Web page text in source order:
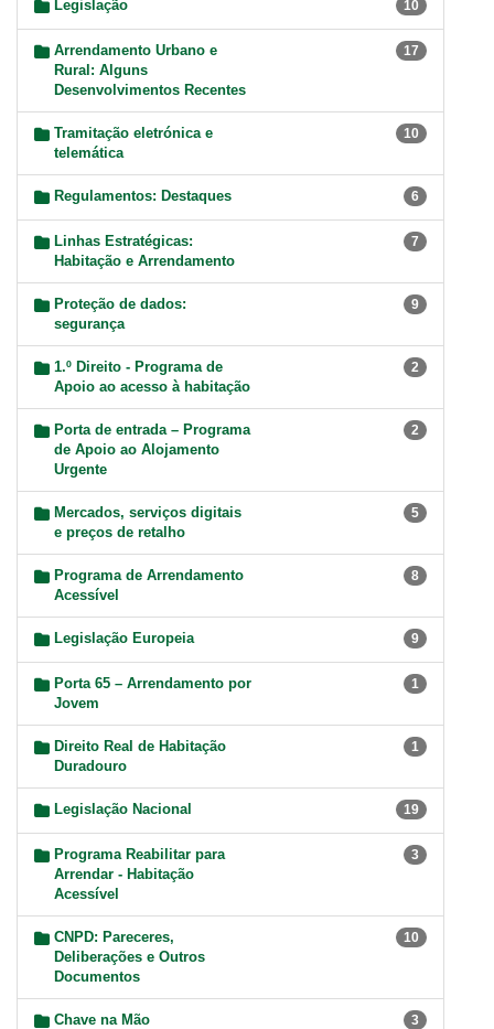
Legislação 10
Arrendamento Urbano e
Rural: Alguns
Desenvolvimentos Recentes
17
Tramitação eletrónica e
telemática
10
Regulamentos: Destaques 6
Linhas Estratégicas:
Habitação e Arrendamento
7
Proteção de dados:
segurança
9
1.º Direito - Programa de
Apoio ao acesso à habitação
2
Porta de entrada – Programa
de Apoio ao Alojamento
Urgente
2
Mercados, serviços digitais
e preços de retalho
5
Programa de Arrendamento
Acessível
8
Legislação Europeia 9
Porta 65 – Arrendamento por
Jovem
1
Direito Real de Habitação
Duradouro
1
Legislação Nacional 19
Programa Reabilitar para
Arrendar - Habitação
Acessível
3
CNPD: Pareceres,
Deliberações e Outros
Documentos
10
Chave na Mão 3